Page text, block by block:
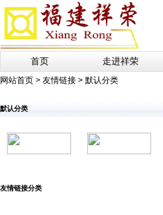
首页 走进祥荣
网站首页 > 友情链接 > 默认分类
默认分类
友情链接分类